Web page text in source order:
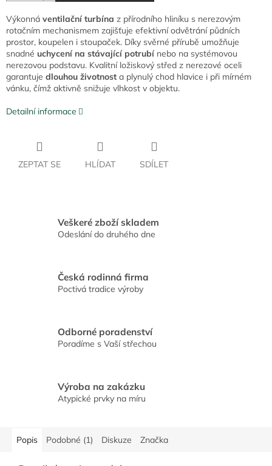
Výkonná ventilační turbína z přírodního hliníku s nerezovým
rotačním mechanismem zajišťuje efektivní odvětrání půdních
prostor, koupelen i stoupaček. Díky svěrné přírubě umožňuje
snadné uchycení na stávající potrubí nebo na systémovou
nerezovou podstavu. Kvalitní ložiskový střed z nerezové oceli
garantuje dlouhou životnost a plynulý chod hlavice i při mírném
vánku, čímž aktivně snižuje vlhkost v objektu.
Detailní informace
ZEPTAT SE HLÍDAT SDÍLET
Veškeré zboží skladem
Odeslání do druhého dne
Česká rodinná firma
Poctivá tradice výroby
Odborné poradenství
Poradíme s Vaší střechou
Výroba na zakázku
Atypické prvky na míru
Popis Podobné (1) Diskuze Značka